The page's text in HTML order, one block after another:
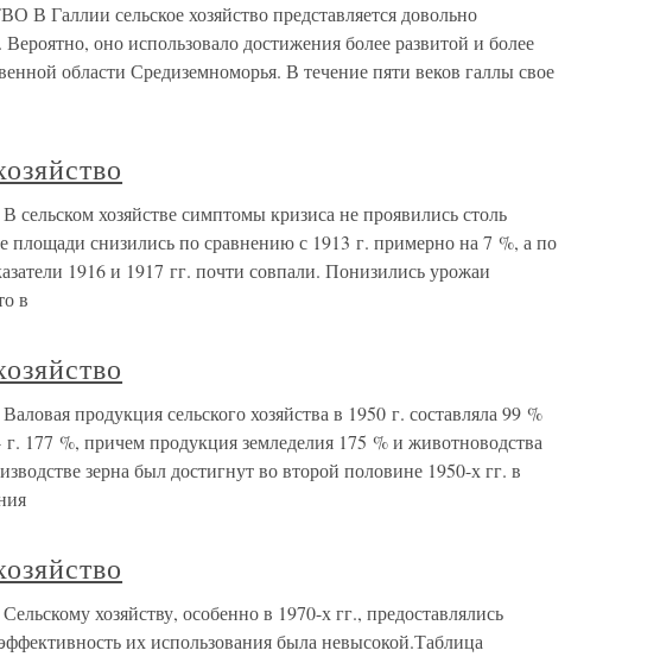
сельское хозяйство представляется довольно
оно использовало достижения более развитой и более
области Средиземноморья. В течение пяти веков галлы свое
сельском хозяйстве симптомы кризиса не проявились столь
площади снизились по сравнению с 1913 г. примерно на 7 %, а по
1916 и 1917 гг. почти совпали. Понизились урожаи
в
продукция сельского хозяйства в 1950 г. составляла 99 %
177 %, причем продукция земледелия 175 % и животноводства
зерна был достигнут во второй половине 1950-х гг. в
хозяйству, особенно в 1970-х гг., предоставлялись
их использования была невысокой.Таблица